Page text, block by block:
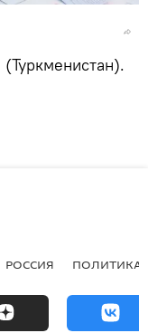
РОССИЯ ПОЛИТИКА